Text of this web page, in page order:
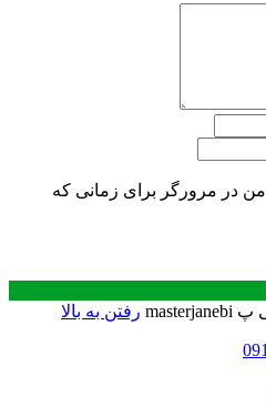
من در مرورگر برای زمانی که
رفتن به بالا